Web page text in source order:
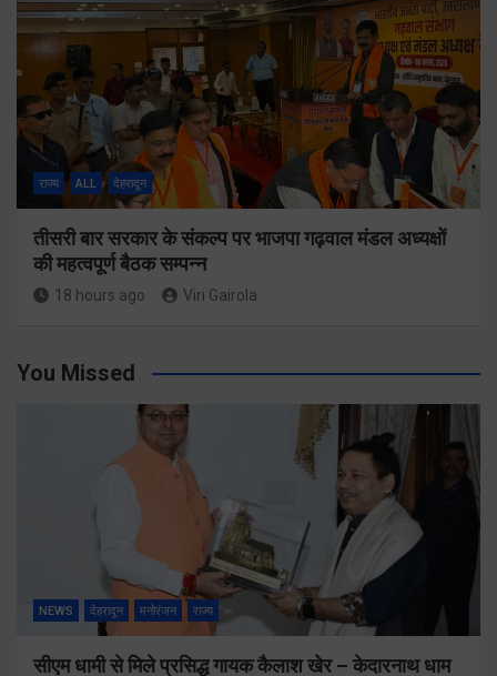
राज्य ALL देहरादून
तीसरी बार सरकार के संकल्प पर भाजपा गढ़वाल मंडल अध्यक्षों
की महत्वपूर्ण बैठक सम्पन्न
18 hours ago Viri Gairola
You Missed
NEWS देहरादून मनोरंजन राज्य
सीएम धामी से मिले प्रसिद्ध गायक कैलाश खेर – केदारनाथ धाम